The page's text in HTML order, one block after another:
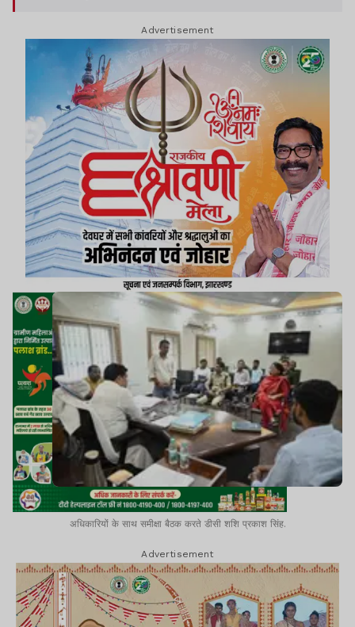
Advertisement
अधिकारियों के साथ समीक्षा बैठक करते डीसी शशि प्रकाश सिंह.
Advertisement